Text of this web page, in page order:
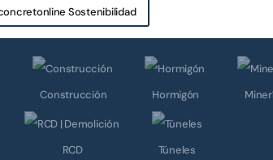
Sostenibilidad
Construcción Hormigón
RCD Túneles